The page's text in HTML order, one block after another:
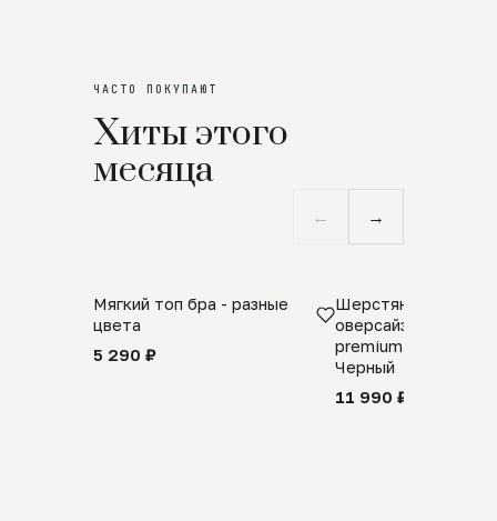
ЧАСТО ПОКУПАЮТ
Хиты этого
месяца
← →
Мягкий топ бра - разные
цвета
5 290 ₽
Шерстяной свитер
оверсайз 100%
premium merino
Черный
11 990 ₽